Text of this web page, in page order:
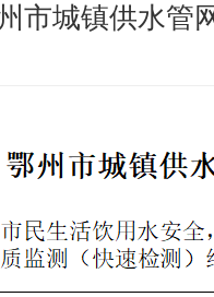
市城镇供水管